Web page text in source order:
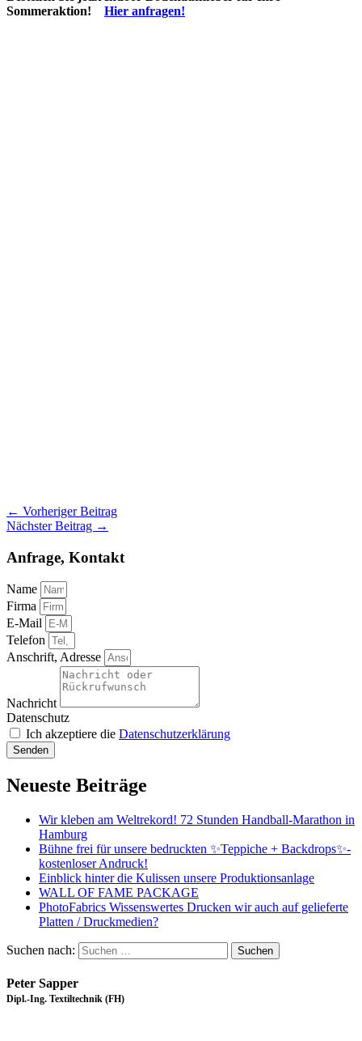
Sommeraktion!
Hier anfragen!
← Vorheriger Beitrag
Nächster Beitrag →
Anfrage, Kontakt
Name
Firma
E-Mail
Telefon
Anschrift, Adresse
Nachricht
Datenschutz
Ich akzeptiere die Datenschutzerklärung
Senden
Neueste Beiträge
Wir kleben am Weltrekord! 72 Stunden Handball-Marathon in
Hamburg
Bühne frei für unsere bedruckten ✨Teppiche + Backdrops✨-
kostenloser Andruck!
Einblick hinter die Kulissen unsere Produktionsanlage
WALL OF FAME PACKAGE
PhotoFabrics Wissenswertes Drucken wir auch auf gelieferte
Platten / Druckmedien?
Suchen nach:
Peter Sapper
Dipl.-Ing. Textiltechnik (FH)